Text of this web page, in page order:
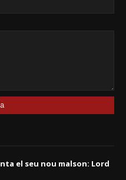
el seu nou malson: Lord